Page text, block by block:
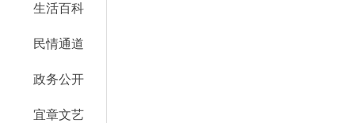
生活百科
民情通道
政务公开
宜章文艺